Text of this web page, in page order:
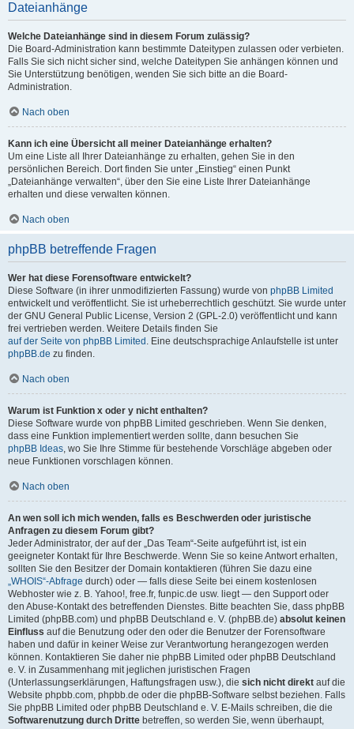
Dateianhänge
Welche Dateianhänge sind in diesem Forum zulässig?
Die Board-Administration kann bestimmte Dateitypen zulassen oder verbieten.
Falls Sie sich nicht sicher sind, welche Dateitypen Sie anhängen können und
Sie Unterstützung benötigen, wenden Sie sich bitte an die Board-
Administration.
Nach oben
Kann ich eine Übersicht all meiner Dateianhänge erhalten?
Um eine Liste all Ihrer Dateianhänge zu erhalten, gehen Sie in den
persönlichen Bereich. Dort finden Sie unter „Einstieg“ einen Punkt
„Dateianhänge verwalten“, über den Sie eine Liste Ihrer Dateianhänge
erhalten und diese verwalten können.
Nach oben
phpBB betreffende Fragen
Wer hat diese Forensoftware entwickelt?
Diese Software (in ihrer unmodifizierten Fassung) wurde von phpBB Limited
entwickelt und veröffentlicht. Sie ist urheberrechtlich geschützt. Sie wurde unter
der GNU General Public License, Version 2 (GPL-2.0) veröffentlicht und kann
frei vertrieben werden. Weitere Details finden Sie
auf der Seite von phpBB Limited . Eine deutschsprachige Anlaufstelle ist unter
phpBB.de zu finden.
Nach oben
Warum ist Funktion x oder y nicht enthalten?
Diese Software wurde von phpBB Limited geschrieben. Wenn Sie denken,
dass eine Funktion implementiert werden sollte, dann besuchen Sie
phpBB Ideas, wo Sie Ihre Stimme für bestehende Vorschläge abgeben oder
neue Funktionen vorschlagen können.
Nach oben
An wen soll ich mich wenden, falls es Beschwerden oder juristische
Anfragen zu diesem Forum gibt?
Jeder Administrator, der auf der „Das Team“-Seite aufgeführt ist, ist ein
geeigneter Kontakt für Ihre Beschwerde. Wenn Sie so keine Antwort erhalten,
sollten Sie den Besitzer der Domain kontaktieren (führen Sie dazu eine
„WHOIS“-Abfrage durch) oder — falls diese Seite bei einem kostenlosen
Webhoster wie z. B. Yahoo!, free.fr, funpic.de usw. liegt — den Support oder
den Abuse-Kontakt des betreffenden Dienstes. Bitte beachten Sie, dass phpBB
Limited (phpBB.com) und phpBB Deutschland e. V. (phpBB.de) absolut keinen
Einfluss auf die Benutzung oder den oder die Benutzer der Forensoftware
haben und dafür in keiner Weise zur Verantwortung herangezogen werden
können. Kontaktieren Sie daher nie phpBB Limited oder phpBB Deutschland
e. V. in Zusammenhang mit jeglichen juristischen Fragen
(Unterlassungserklärungen, Haftungsfragen usw.), die sich nicht direkt auf die
Website phpbb.com, phpbb.de oder die phpBB-Software selbst beziehen. Falls
Sie phpBB Limited oder phpBB Deutschland e. V. E-Mails schreiben, die die
Softwarenutzung durch Dritte betreffen, so werden Sie, wenn überhaupt,